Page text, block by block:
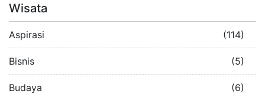
Wisata
Aspirasi (114)
Bisnis (5)
Budaya (6)